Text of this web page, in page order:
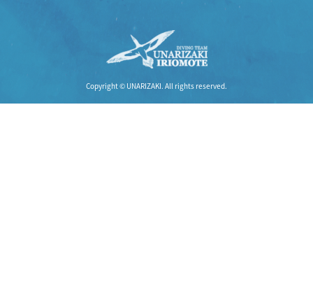
Copyright © UNARIZAKI. All rights reserved.